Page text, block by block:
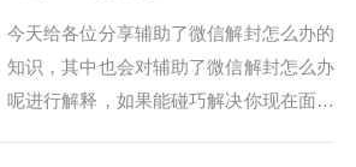
今天给各位分享辅助了微信解封怎么办的
知识，其中也会对辅助了微信解封怎么办
呢进行解释，如果能碰巧解决你现在面临